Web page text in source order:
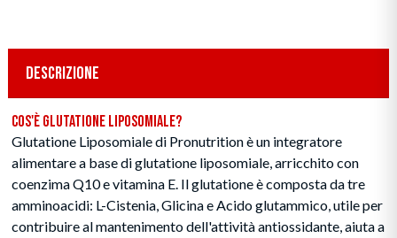
DESCRIZIONE
Cos'è Glutatione Liposomiale?
Glutatione Liposomiale di Pronutrition è un integratore
alimentare a base di glutatione liposomiale, arricchito con
coenzima Q10 e vitamina E. Il glutatione è composta da tre
amminoacidi: L-Cistenia, Glicina e Acido glutammico, utile per
contribuire al mantenimento dell'attività antiossidante, aiuta a